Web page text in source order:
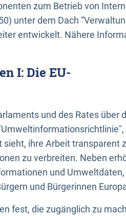
zum Betrieb von
unter dem Dach
entwickelt. Nähere
I: Die EU-
und des Rates über
ihre Arbeit transparent
zu verbreiten. Neben
und Umweltdaten,
und Bürgerinnen
fest, die zugänglich zu